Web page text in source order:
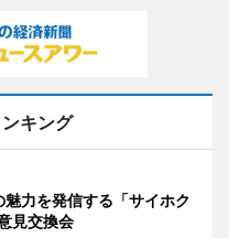
キング
力を発信する「サイホク
見交換会